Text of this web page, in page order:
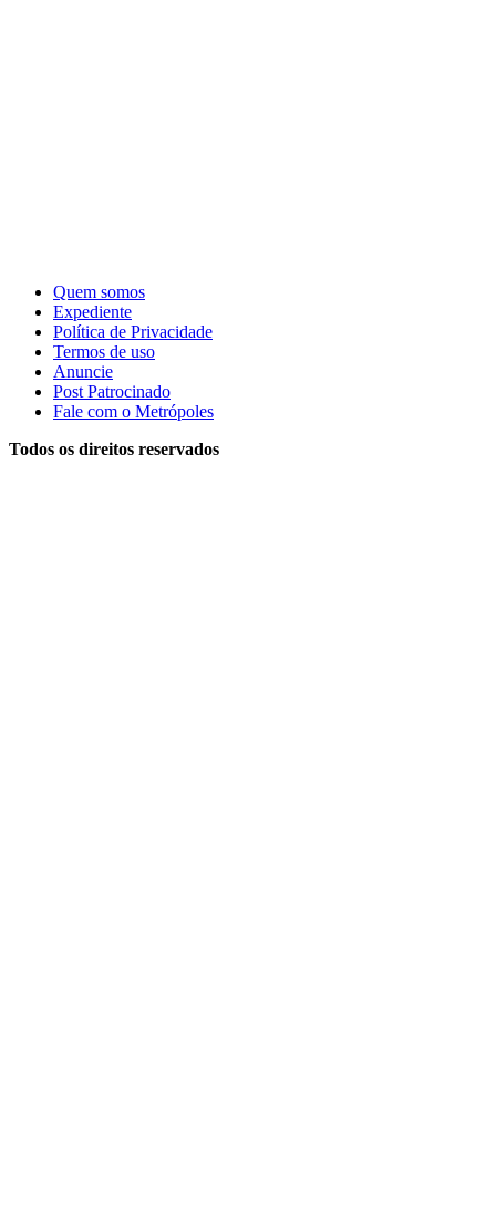
Quem somos
Expediente
Política de Privacidade
Termos de uso
Anuncie
Post Patrocinado
Fale com o Metrópoles
Todos os direitos reservados